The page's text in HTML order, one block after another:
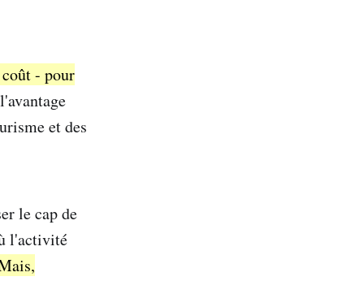
- pour
et des
le cap de
l'activité